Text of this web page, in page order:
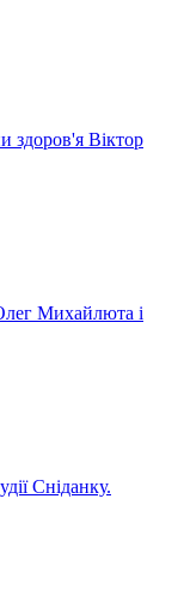
здоров'я Віктор
Михайлюта і
Сніданку.